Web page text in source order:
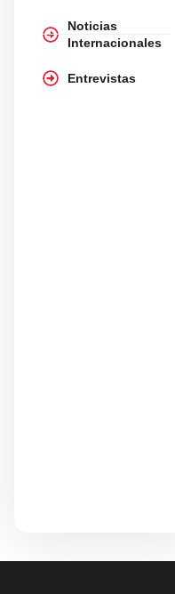
Noticias
Internacionales
Entrevistas